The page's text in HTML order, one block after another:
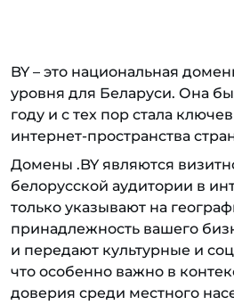
BY – это национальная
уровня для Беларуси. Она
году и с тех пор стала
интернет-пространства
Домены .BY являются
белорусской аудитории в
только указывают на
принадлежность вашего
и передают культурные и
что особенно важно в
доверия среди местного